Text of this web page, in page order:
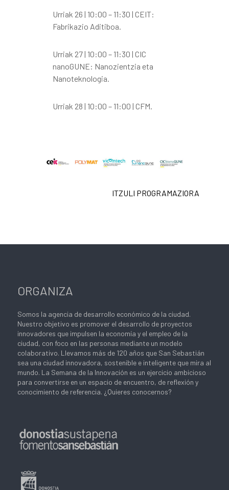
Urriak 26 | 10:00 – 11:30 | CEIT:
Fabrikazio Aditiboa.
Urriak 27 | 10:00 – 11:30 | CIC
nanoGUNE: Nanozientzia eta
Nanoteknologia.
Urriak 28 | 10:00 – 11:00 | CFM.
ITZULI PROGRAMAZIORA
ORGANIZA
Somos la agencia de desarrollo económico de la ciudad.
Nuestro objetivo es promover el desarrollo de proyectos
innovadores que impulsen la economía y el empleo de la
ciudad, con foco en las personas mediante un modelo
colaborativo. Llevamos más de 120 años que San Sebastián
sea una ciudad innovadora, sostenible e inteligente que mira al
mundo. La Semana de la Innovación es un ejercicio ambicioso
para convertirse en un espacio de encuentro, de reflexión y
conocimiento de referencia. ¿Quieres conocernos?